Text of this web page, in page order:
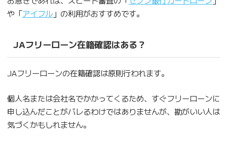
や「アイフル」の利用がおすすめです。
JAフリーローン在籍確認はある？
JAフリーローンの在籍確認は原則行われます。
個人名または会社名でかかってくるため、すぐフリーローンに
申し込んだことがバレるわけではありませんが、勘がいい人は
気づくかもしれません。